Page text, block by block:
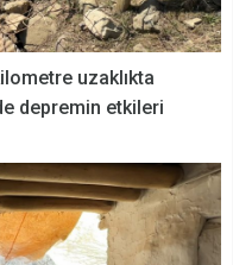
uzaklıkta
depremin etkileri